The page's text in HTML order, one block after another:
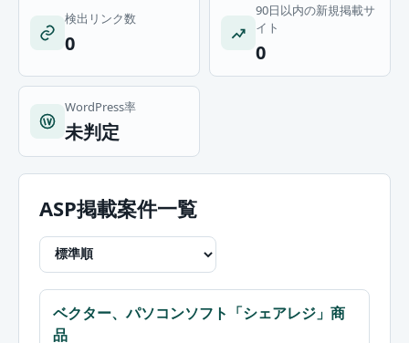
検出リンク数
0
90日以内の新規掲載サ
イト
0
WordPress率
未判定
ASP掲載案件一覧
ベクター、パソコンソフト「シェアレジ」商
品